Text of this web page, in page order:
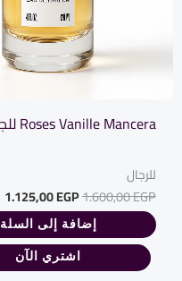
Roses Vanille Mancera للجنسين
للرجال
1.600,00EGP
1.125,00EGP
إضافة إلى السلة
اشتري الآن